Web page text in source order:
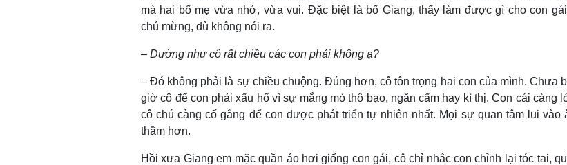
mà hai bố mẹ vừa nhớ, vừa vui. Đặc biệt là bố Giang, thấy làm được gì cho con
chú mừng, dù không nói ra.
– Dường như cô rất chiều các con phải không ạ?
– Đó không phải là sự chiều chuộng. Đúng hơn, cô tôn trọng hai con của mình. Chưa
giờ cô để con phải xấu hổ vì sự mắng mỏ thô bạo, ngăn cấm hay kì thị. Con cái càng
cô chú càng cố gắng để con được phát triển tự nhiên nhất. Mọi sự quan tâm lui vào
thầm hơn.
Hồi xưa Giang em mặc quần áo hơi giống con gái, cô chỉ nhắc con chỉnh lại tóc tai,